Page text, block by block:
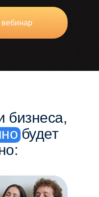
вебинар
бизнеса,
будет